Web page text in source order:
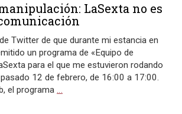
LaSexta no es
Twitter de que durante mi estancia en
un programa de «Equipo de
para el que me estuvieron rodando
12 de febrero, de 16:00 a 17:00.
el programa …